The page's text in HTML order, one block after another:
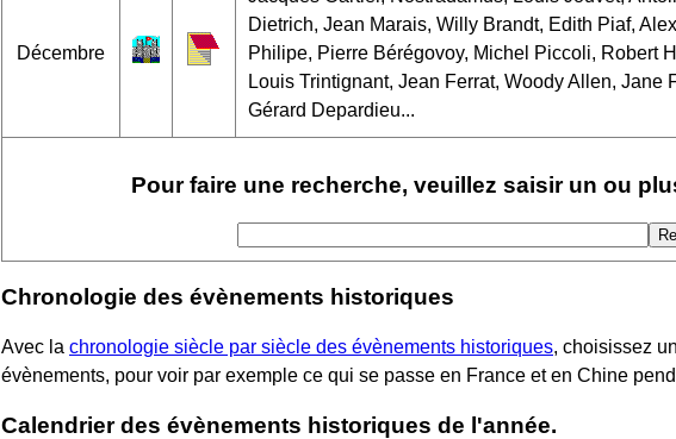
Décembre
Dietrich, Jean Marais, Willy Brandt, Edith Piaf,
Philipe, Pierre Bérégovoy, Michel Piccoli, Robert
Louis Trintignant, Jean Ferrat, Woody Allen, Jane
Gérard Depardieu...
Pour faire une recherche, veuillez saisir un ou
Chronologie des évènements historiques
Avec la chronologie siècle par siècle des évènements historiques, choisissez
évènements, pour voir par exemple ce qui se passe en France et en Chine
Calendrier des évènements historiques de l'année.